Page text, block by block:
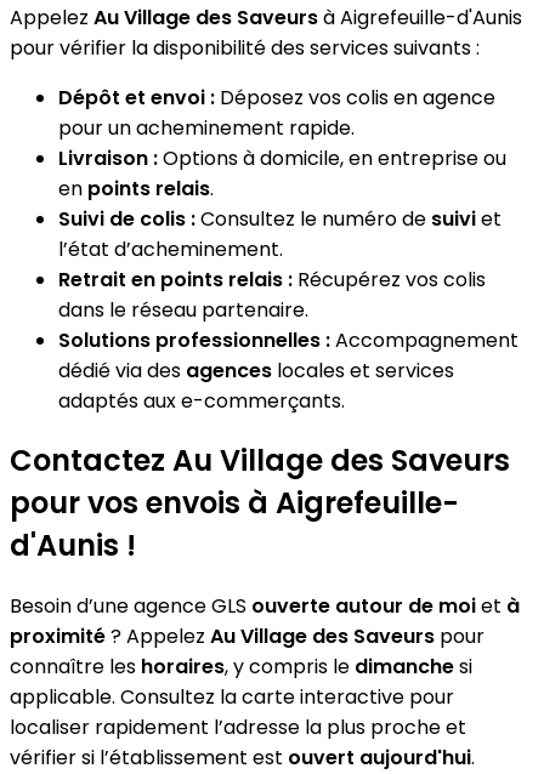
Appelez Au Village des Saveursà Aigrefeuille-d'Aunis
pour vérifier la disponibilité des services suivants :
Dépôt et envoi : Déposez vos colis en agence
pour un acheminement rapide.
Livraison :Options à domicile, en entreprise ou
en points relais.
Suivi de colis :Consultez le numéro de suiviet
l’état d’acheminement.
Retrait en points relais : Récupérez vos colis
dans le réseau partenaire.
Solutions professionnelles :Accompagnement
dédié via des agences locales et services
adaptés aux e-commerçants.
Contactez Au Village des Saveurs
pour vos envois à Aigrefeuille-
d'Aunis !
Besoin d’une agence GLS ouverte autour de moiet à
proximité? Appelez Au Village des Saveurs pour
connaître les horaires, y compris le dimanchesi
applicable. Consultez la carte interactive pour
localiser rapidement l’adresse la plus proche et
vérifier si l’établissement est ouvert aujourd'hui.